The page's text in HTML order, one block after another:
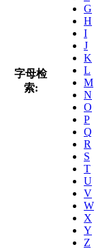
字母检
索:
G
H
I
J
K
L
M
N
O
P
Q
R
S
T
U
V
W
X
Y
Z